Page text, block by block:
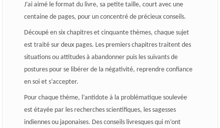
J’ai aimé le format du livre, sa petite taille, court avec une
centaine de pages, pour un concentré de précieux conseils.
Découpé en six chapitres et cinquante thèmes, chaque sujet
est traité sur deux pages. Les premiers chapitres traitent des
situations ou attitudes à abandonner puis les suivants de
postures pour se libérer de la négativité, reprendre confiance
en soi et s’accepter.
Pour chaque thème, l’antidote à la problématique soulevée
est étayée par les recherches scientifiques, les sagesses
indiennes ou japonaises. Des conseils livresques qui m’ont